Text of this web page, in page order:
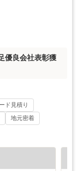
優良会社表彰獲
ド見積り
地元密着